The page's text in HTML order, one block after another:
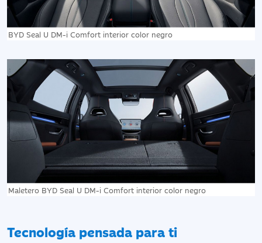
BYD Seal U DM-i Comfort interior color negro
Maletero BYD Seal U DM-i Comfort interior color negro
Tecnología pensada para ti